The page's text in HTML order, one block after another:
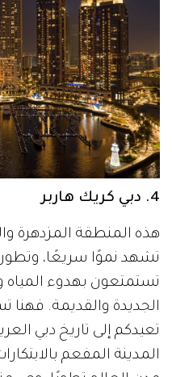
4. دبي كريك هاربر
هذه المنطقة المزدهرة
تشهد نموًا سريعًا،
تستمتعون بهدوء المياه
الجديدة والقديمة. فهنا
تعيدكم إلى تاريخ دبي
المدينة المفعم